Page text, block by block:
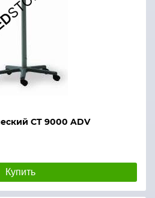
СT 9000 ADV
Купить